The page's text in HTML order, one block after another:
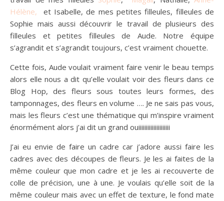
Hélène,
et Isabelle, de mes petites filleules, filleules de
Sophie mais aussi découvrir le travail de plusieurs des
filleules et petites filleules de Aude. Notre équipe
s’agrandit et s’agrandit toujours, c’est vraiment chouette.
Cette fois, Aude voulait vraiment faire venir le beau temps
alors elle nous a dit qu’elle voulait voir des fleurs dans ce
Blog Hop, des fleurs sous toutes leurs formes, des
tamponnages, des fleurs en volume …. Je ne sais pas vous,
mais les fleurs c’est une thématique qui m’inspire vraiment
énormément alors j’ai dit un grand ouiiiiiiiiiiiiiiiiiiiii
J’ai eu envie de faire un cadre car j’adore aussi faire les
cadres avec des découpes de fleurs. Je les ai faites de la
même couleur que mon cadre et je les ai recouverte de
colle de précision, une à une. Je voulais qu’elle soit de la
même couleur mais avec un effet de texture, le fond mate